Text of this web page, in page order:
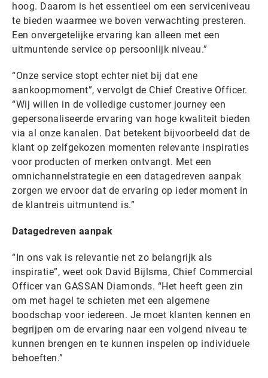
hoog. Daarom is het essentieel om een serviceniveau
te bieden waarmee we boven verwachting presteren.
Een onvergetelijke ervaring kan alleen met een
uitmuntende service op persoonlijk niveau.”
“Onze service stopt echter niet bij dat ene
aankoopmoment”, vervolgt de Chief Creative Officer.
“Wij willen in de volledige customer journey een
gepersonaliseerde ervaring van hoge kwaliteit bieden
via al onze kanalen. Dat betekent bijvoorbeeld dat de
klant op zelfgekozen momenten relevante inspiraties
voor producten of merken ontvangt. Met een
omnichannelstrategie en een datagedreven aanpak
zorgen we ervoor dat de ervaring op ieder moment in
de klantreis uitmuntend is.”
Datagedreven aanpak
“In ons vak is relevantie net zo belangrijk als
inspiratie”, weet ook David Bijlsma, Chief Commercial
Officer van GASSAN Diamonds. “Het heeft geen zin
om met hagel te schieten met een algemene
boodschap voor iedereen. Je moet klanten kennen en
begrijpen om de ervaring naar een volgend niveau te
kunnen brengen en te kunnen inspelen op individuele
behoeften.”